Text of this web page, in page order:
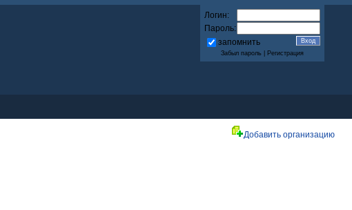
Логин:
Пароль:
запомнить
Забыл пароль Регистрация
Добавить организацию